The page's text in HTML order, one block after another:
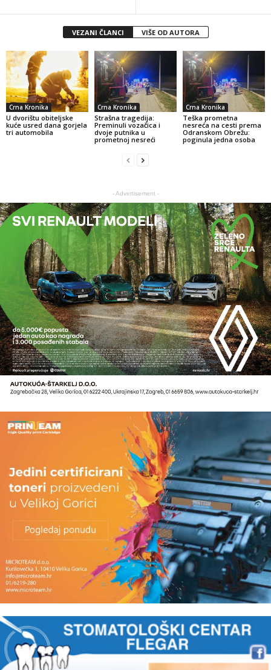
VEZANI ČLANCI VIŠE OD AUTORA
Crna Kronika
U dvorištu obiteljske
kuće usred dana gorjela
tri automobila
Crna Kronika
Strašna tragedija:
Preminuli vozačica i
dvoje putnika u
prometnoj nesreći
Crna Kronika
Teška prometna
nesreća na cesti prema
Odranskom Obrežu:
poginula jedna osoba
- Advertisement -